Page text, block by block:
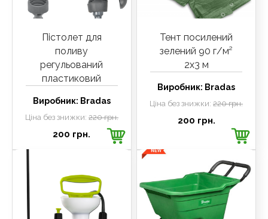
Пістолет для
поливу
регульований
пластиковий
Виробник: Bradas
Ціна без знижки: 220 грн.
200 грн.
Тент посилений
зелений 90 г/м²
2х3 м
Виробник: Bradas
Ціна без знижки:220 грн.
200 грн.